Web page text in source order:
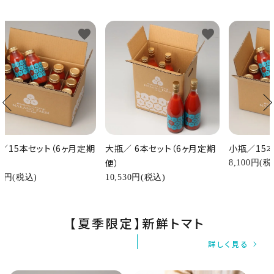
15本セット（6ヶ月定期
円(税込)
favorite
大瓶／ 6本セット（6ヶ月定期
便）
10,530円(税込)
favorite
小瓶／15
8,100円(税
【夏季限定】新鮮トマト
詳しく見る